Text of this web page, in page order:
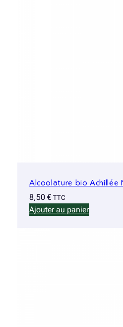
Alcoolature bio Achillée
8,50 € TTC
Ajouter au panier